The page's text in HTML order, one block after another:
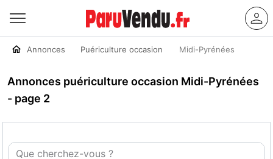
Annonces Puériculture occasion Midi-Pyrénées
Annonces puériculture occasion Midi-Pyrénées
- page 2